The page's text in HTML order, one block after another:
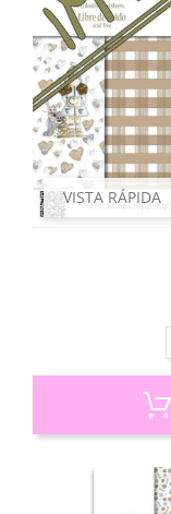
VISTA RÁPIDA